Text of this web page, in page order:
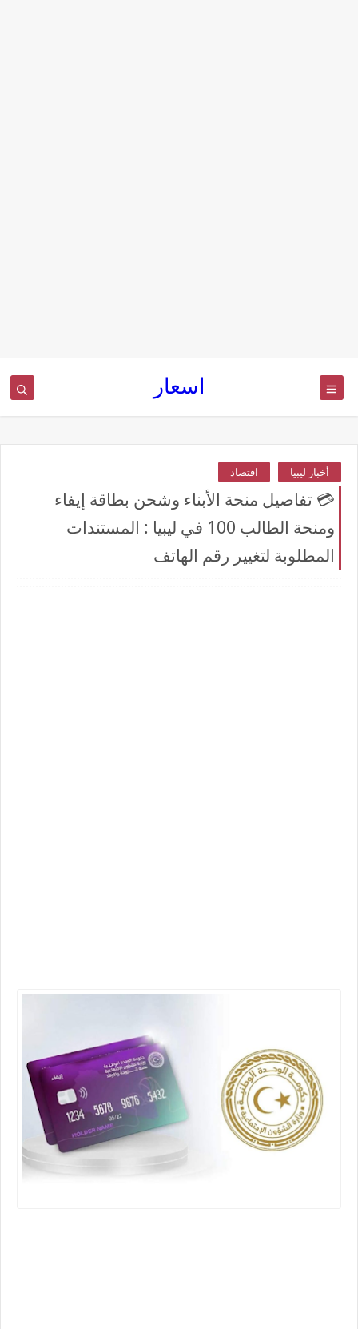
اسعار
أخبار ليبيا اقتصاد
💳 تفاصيل منحة الأبناء وشحن بطاقة إيفاء
ومنحة الطالب 100 في ليبيا : المستندات
المطلوبة لتغيير رقم الهاتف